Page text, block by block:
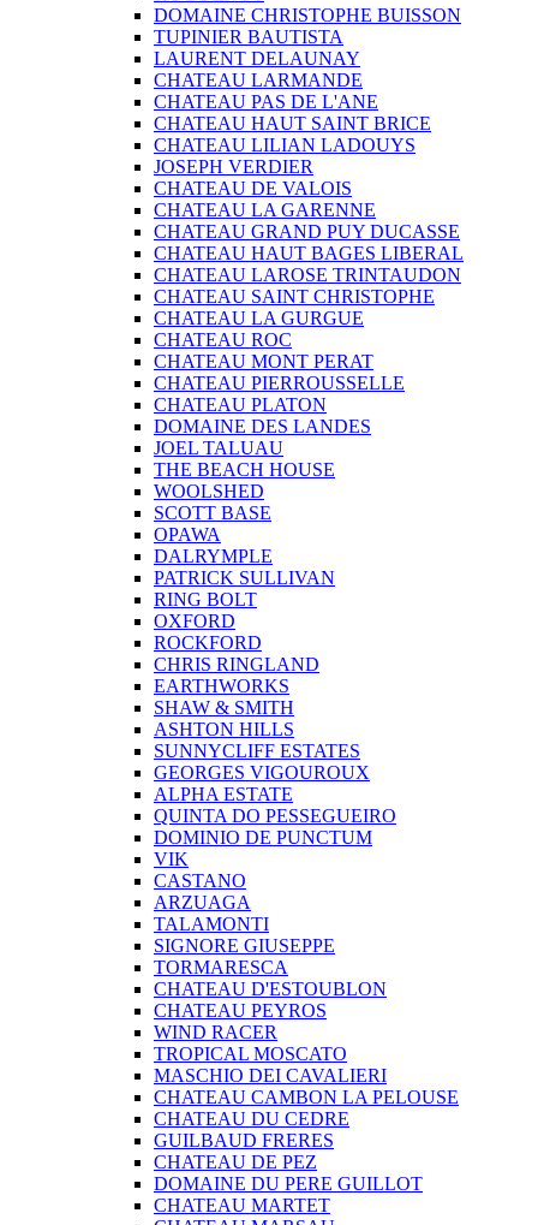
DOMAINE CHRISTOPHE BUISSON
TUPINIER BAUTISTA
LAURENT DELAUNAY
CHATEAU LARMANDE
CHATEAU PAS DE L'ANE
CHATEAU HAUT SAINT BRICE
CHATEAU LILIAN LADOUYS
JOSEPH VERDIER
CHATEAU DE VALOIS
CHATEAU LA GARENNE
CHATEAU GRAND PUY DUCASSE
CHATEAU HAUT BAGES LIBERAL
CHATEAU LAROSE TRINTAUDON
CHATEAU SAINT CHRISTOPHE
CHATEAU LA GURGUE
CHATEAU ROC
CHATEAU MONT PERAT
CHATEAU PIERROUSSELLE
CHATEAU PLATON
DOMAINE DES LANDES
JOEL TALUAU
THE BEACH HOUSE
WOOLSHED
SCOTT BASE
OPAWA
DALRYMPLE
PATRICK SULLIVAN
RING BOLT
OXFORD
ROCKFORD
CHRIS RINGLAND
EARTHWORKS
SHAW & SMITH
ASHTON HILLS
SUNNYCLIFF ESTATES
GEORGES VIGOUROUX
ALPHA ESTATE
QUINTA DO PESSEGUEIRO
DOMINIO DE PUNCTUM
VIK
CASTANO
ARZUAGA
TALAMONTI
SIGNORE GIUSEPPE
TORMARESCA
CHATEAU D'ESTOUBLON
CHATEAU PEYROS
WIND RACER
TROPICAL MOSCATO
MASCHIO DEI CAVALIERI
CHATEAU CAMBON LA PELOUSE
CHATEAU DU CEDRE
GUILBAUD FRERES
CHATEAU DE PEZ
DOMAINE DU PERE GUILLOT
CHATEAU MARTET